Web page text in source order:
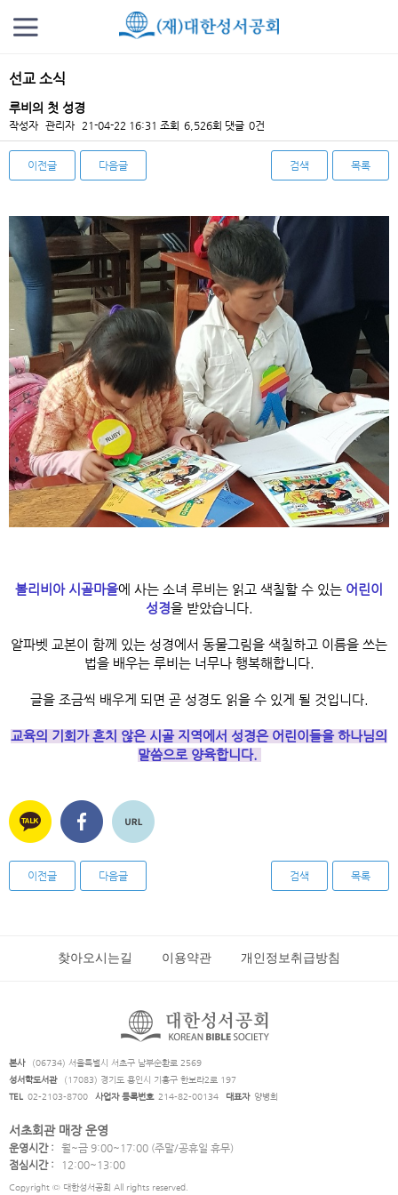
선교 소식
루비의 첫 성경
작성자 관리자 21-04-22 16:31 조회 6,526회 댓글 0건
이전글 다음글 검색 목록
볼리비아 시골마을에 사는 소녀 루비는 읽고 색칠할 수 있는 어린이
성경을 받았습니다.
알파벳 교본이 함께 있는 성경에서 동물그림을 색칠하고 이름을 쓰는
법을 배우는 루비는 너무나 행복해합니다.
글을 조금씩 배우게 되면 곧 성경도 읽을 수 있게 될 것입니다.
교육의 기회가 흔치 않은 시골 지역에서 성경은 어린이들을 하나님의
말씀으로 양육합니다.
이전글 다음글 검색 목록
찾아오시는길 이용약관 개인정보취급방침
본사
(06734) 서울특별시 서초구 남부순환로 2569
성서학도서관
(17083) 경기도 용인시 기흥구 한보라2로 197
TEL 02-2103-8700 사업자 등록번호 214-82-00134 대표자 양병희
서초회관 매장 운영
운영시간 :
월~금 9:00~17:00 (주말/공휴일 휴무)
점심시간 :
12:00~13:00
Copyright © 대한성서공회 All rights reserved.